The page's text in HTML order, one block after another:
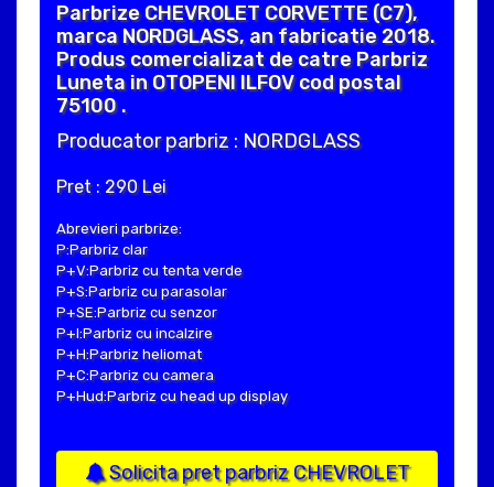
Parbrize CHEVROLET CORVETTE (C7),
marca NORDGLASS, an fabricatie 2018.
Produs comercializat de catre Parbriz
Luneta in OTOPENI ILFOV cod postal
75100 .
Producator parbriz : NORDGLASS
Pret : 290 Lei
Abrevieri parbrize:
P:Parbriz clar
P+V:Parbriz cu tenta verde
P+S:Parbriz cu parasolar
P+SE:Parbriz cu senzor
P+I:Parbriz cu incalzire
P+H:Parbriz heliomat
P+C:Parbriz cu camera
P+Hud:Parbriz cu head up display
Solicita pret parbriz CHEVROLET